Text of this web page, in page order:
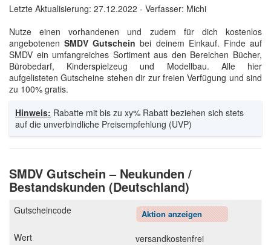
Letzte Aktualisierung: 27.12.2022 - Verfasser: Michi
Nutze einen vorhandenen und zudem für dich kostenlos
angebotenenSMDV Gutschein bei deinem Einkauf. Finde auf
SMDV ein umfangreiches Sortiment aus den Bereichen Bücher,
Bürobedarf, Kinderspielzeug und Modellbau. Alle hier
aufgelisteten Gutscheine stehen dir zur freien Verfügung und sind
zu 100% gratis.
Hinweis: Rabatte mit bis zu xy% Rabatt beziehen sich stets
auf die unverbindliche Preisempfehlung (UVP)
SMDV Gutschein – Neukunden /
Bestandskunden (Deutschland)
Aktion anzeigen
versandkostenfrei